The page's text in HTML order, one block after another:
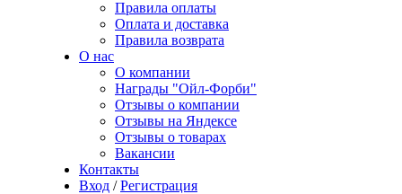
Правила оплаты
Оплата и доставка
Правила возврата
О нас
О компании
Награды "Ойл-Форби"
Отзывы о компании
Отзывы на Яндексе
Отзывы о товарах
Вакансии
Контакты
Вход / Регистрация